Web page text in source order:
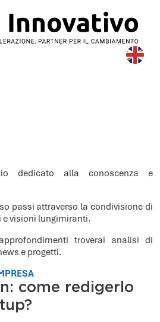
Eng
lish
dedicato alla conoscenza e
passi attraverso la condivisione di
e visioni lungimiranti.
troverai analisi di
e progetti.
come redigerlo